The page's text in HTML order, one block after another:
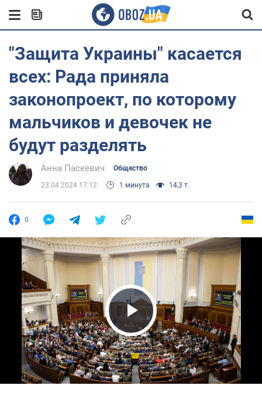
"Защита Украины" касается
всех: Рада приняла
законопроект, по которому
мальчиков и девочек не
будут разделять
Анна Паскевич Общество
23.04.2024 17:12 1 минута 14,3 т.
0
Play Video